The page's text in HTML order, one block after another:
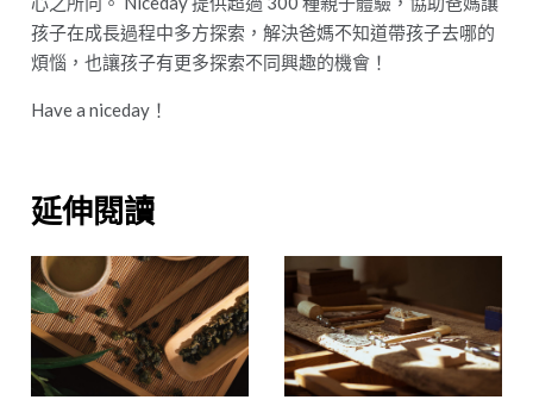
孩子在成長過程中多方探索，解決爸媽不知道帶孩子去哪的
煩惱，也讓孩子有更多探索不同興趣的機會！
Have a niceday！
延伸閱讀